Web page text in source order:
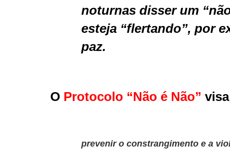
noturnas disser um
esteja “flertando”, por
paz.
O Protocolo “Não é Não” visa
prevenir o constrangimento e a